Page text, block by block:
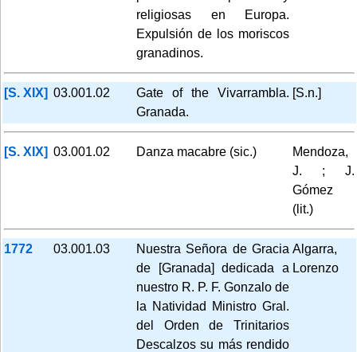
religiosas en Europa.
Expulsión de los moriscos
granadinos.
[S. XIX] 03.001.02
Gate of the Vivarrambla.
Granada.
[S.n.]
[S. XIX] 03.001.02 Danza macabre (sic.)
Mendoza,
J. ; J.
Gómez
(lit.)
1772 03.001.03
Nuestra Señora de Gracia
de [Granada] dedicada a
nuestro R. P. F. Gonzalo de
la Natividad Ministro Gral.
del Orden de Trinitarios
Descalzos su más rendido
Algarra,
Lorenzo